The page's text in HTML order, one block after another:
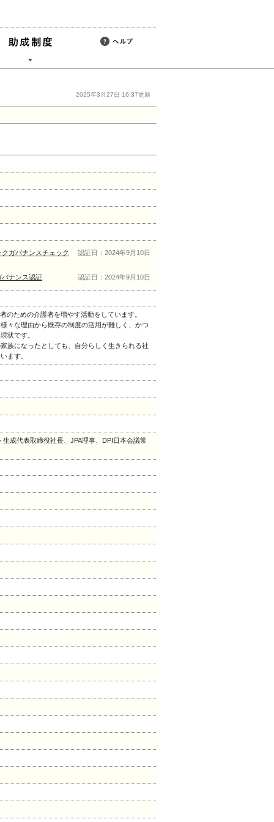
2025年3月27日 16:37更新
ガバナンスチェック 認証日：2024年9月10日
バナンス認証 認証日：2024年9月10日
のための介護者を増やす活動をしています。
々な理由から既存の制度の活用が難しく、かつ
状です。
族になったとしても、自分らしく生きられる社
ます。
成代表取締役社長、JPA理事、DPI日本会議常